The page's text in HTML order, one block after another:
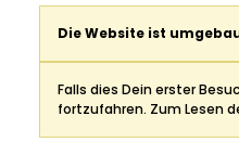
Die Website ist
Falls dies Dein erster
fortzufahren. Zum Lesen